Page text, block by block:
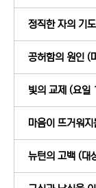
정직한 자의 기
공허함의 원인 (
빛의 교제 (요일
마음이 뜨거워
뉴턴의 고백 (